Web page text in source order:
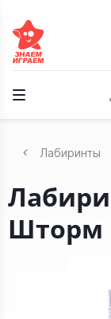
Лабиринты
Шторм